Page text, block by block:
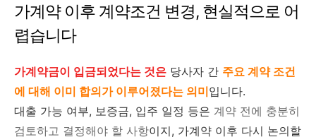
가계약 이후 계약조건 변경, 현실적으로 어
렵습니다
가계약금이 입금되었다는 것은 당사자 간 주요 계약 조건
에 대해 이미 합의가 이루어졌다는 의미입니다.
대출 가능 여부, 보증금, 입주 일정 등은 계약 전에 충분히
검토하고 결정해야 할 사항이지, 가계약 이후 다시 논의할